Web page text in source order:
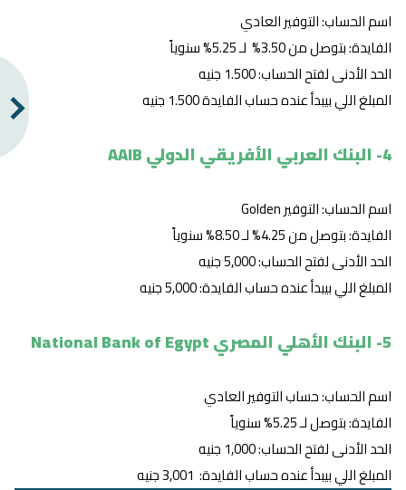
اسم الحساب: التوفير العادي
الفايدة: بتوصل من 3.50% لـ 5.25% سنوياً
الحد الأدنى لفتح الحساب: 1.500 جنيه
المبلغ اللي بيبدأ عنده حساب الفايدة 1.500 جنيه
4- البنك العربي الأفريقي الدولي AAIB
اسم الحساب: التوفير Golden
الفايدة: بتوصل من 4.25% لـ 8.50% سنوياً
الحد الأدنى لفتح الحساب: 5,000 جنيه
المبلغ اللي بيبدأ عنده حساب الفايدة: 5,000 جنيه
5- البنك الأهلي المصري National Bank of Egypt
اسم الحساب: حساب التوفير العادي
الفايدة: بتوصل لـ 5.25% سنوياً
الحد الأدنى لفتح الحساب: 1,000 جنيه
المبلغ اللي بيبدأ عنده حساب الفايدة: 3,001 جنيه